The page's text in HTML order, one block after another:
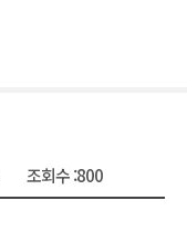
조회수 :800